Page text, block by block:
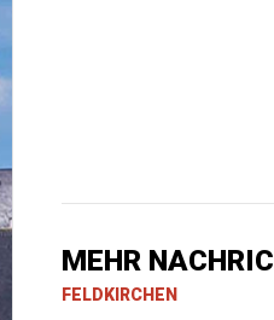
MEHR
FELDKIRCHEN